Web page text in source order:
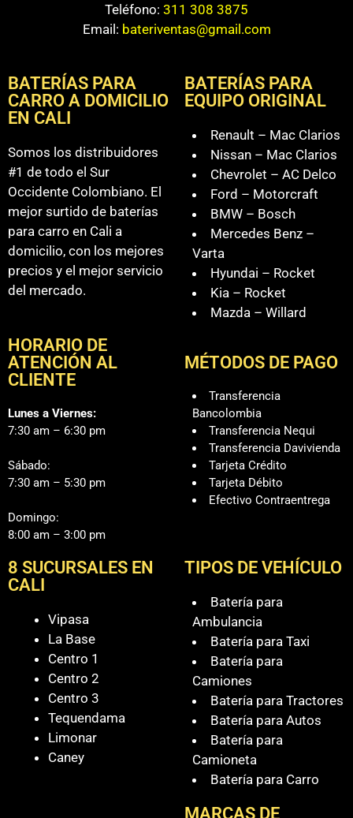
Teléfono: 311 308 3875
Email: bateriventas@gmail.com
BATERÍAS PARA
CARRO A DOMICILIO
EN CALI
Somos los distribuidores
#1 de todo el Sur
Occidente Colombiano. El
mejor surtido de baterías
para carro en Cali a
domicilio, con los mejores
precios y el mejor servicio
del mercado.
HORARIO DE
ATENCIÓN AL
CLIENTE
Lunes a Viernes:
7:30 am – 6:30 pm
Sábado:
7:30 am – 5:30 pm
Domingo:
8:00 am – 3:00 pm
BATERÍAS PARA
EQUIPO ORIGINAL
Renault – Mac Clarios
Nissan – Mac Clarios
Chevrolet – AC Delco
Ford – Motorcraft
BMW – Bosch
Mercedes Benz –
Varta
Hyundai – Rocket
Kia – Rocket
Mazda – Willard
MÉTODOS DE PAGO
Transferencia
Bancolombia
Transferencia Nequi
Transferencia Davivienda
Tarjeta Crédito
Tarjeta Débito
Efectivo Contraentrega
8 SUCURSALES EN
CALI
Vipasa
La Base
Centro 1
Centro 2
Centro 3
Tequendama
Limonar
Caney
TIPOS DE VEHÍCULO
Batería para
Ambulancia
Batería para Taxi
Batería para
Camiones
Batería para Tractores
Batería para Autos
Batería para
Camioneta
Batería para Carro
MARCAS DE